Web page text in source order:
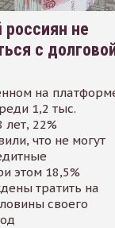
не
с
на
1,2 тыс.
лет, 22%
что не могут
этом 18,5%
тратить на
своего